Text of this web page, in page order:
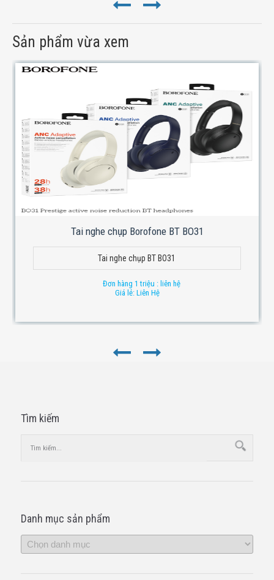
Sản phẩm vừa xem
Tai nghe chụp Borofone BT BO31
Tai nghe chụp BT BO31
Đơn hàng 1 triệu : liên hệ
Giá lẻ: Liên Hệ
Tìm kiếm
Danh mục sản phẩm